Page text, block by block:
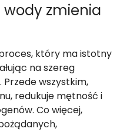
zmienia
który ma istotny
na szereg
wszystkim,
redukuje mętność i
Co więcej,